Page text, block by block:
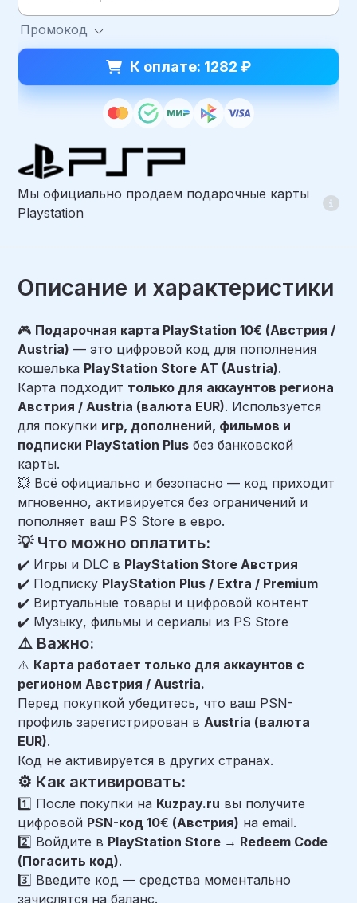
Промокод
К оплате: 1282 ₽
Мы официально продаем подарочные карты
Playstation
Описание и характеристики
🎮 Подарочная карта PlayStation 10€ (Австрия /
Austria) — это цифровой код для пополнения
кошелька PlayStation Store AT (Austria).
Карта подходит только для аккаунтов региона
Австрия / Austria (валюта EUR). Используется
для покупки игр, дополнений, фильмов и
подписки PlayStation Plus без банковской
карты.
💥 Всё официально и безопасно — код приходит
мгновенно, активируется без ограничений и
пополняет ваш PS Store в евро.
💡 Что можно оплатить:
✔️ Игры и DLC в PlayStation Store Австрия
✔️ Подписку PlayStation Plus / Extra / Premium
✔️ Виртуальные товары и цифровой контент
✔️ Музыку, фильмы и сериалы из PS Store
⚠️ Важно:
⚠️ Карта работает только для аккаунтов с
регионом Австрия / Austria.
Перед покупкой убедитесь, что ваш PSN-
профиль зарегистрирован в Austria (валюта
EUR).
Код не активируется в других странах.
⚙️ Как активировать:
1️⃣ После покупки на Kuzpay.ru вы получите
цифровой PSN-код 10€ (Австрия) на email.
2️⃣ Войдите в PlayStation Store → Redeem Code
(Погасить код).
3️⃣ Введите код — средства моментально
зачислятся на баланс.